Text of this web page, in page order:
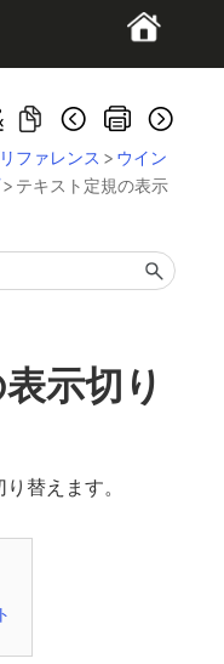
ファレンス > ウイン
> テキスト定規の表示
示切り
替えます。